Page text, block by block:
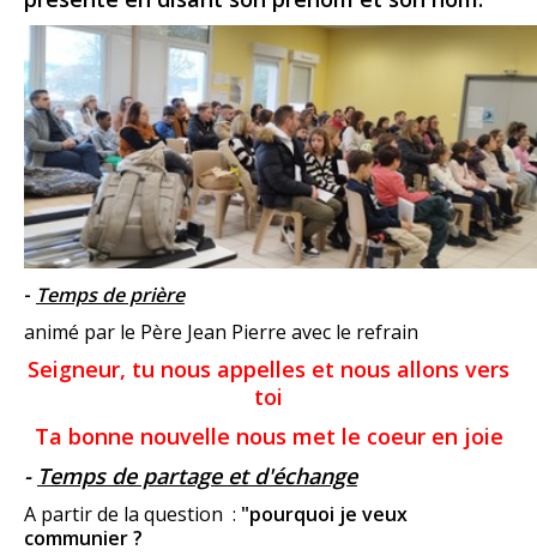
- Temps de prière
animé par le Père Jean Pierre avec le refrain
Seigneur, tu nous appelles et nous allons vers
toi
Ta bonne nouvelle nous met le coeur en joie
- Temps de partage et d'échange
A partir de la question : "pourquoi je veux
communier ?